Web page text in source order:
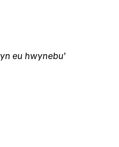
eu hwynebu